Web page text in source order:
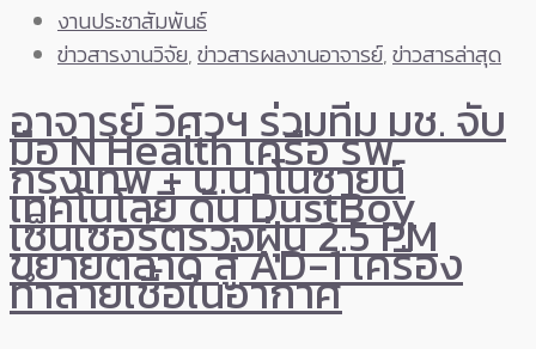
งานประชาสัมพันธ์
ข่าวสารงานวิจัย,ข่าวสารผลงานอาจารย์,ข่าวสารล่าสุด
อาจารย์ วิศวฯ ร่วมทีม มช. จับ
มือ N Health เครือ รพ.
กรุงเทพ + บ.นาโนซายน์
เทคโนโลยี ดัน DustBoy
เซ็นเซอร์ตรวจฝุ่น 2.5 PM
ขยายตลาด สู่ AD-1 เครื่อง
ทำลายเชื้อในอากาศ